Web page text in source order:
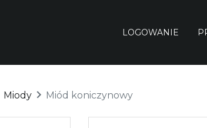
LOGOWANIE
Miody Miód koniczynowy